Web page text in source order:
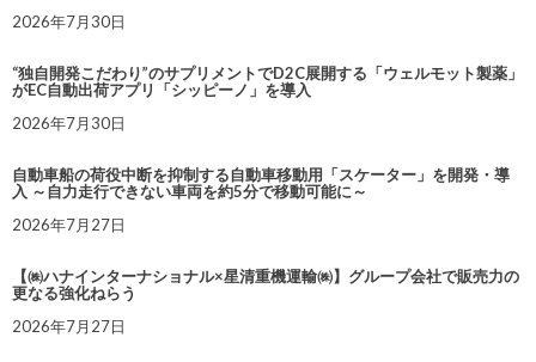
2026年7月30日
“独自開発こだわり”のサプリメントでD2C展開する「ウェルモット製薬」
がEC自動出荷アプリ「シッピーノ」を導入
2026年7月30日
自動車船の荷役中断を抑制する自動車移動用「スケーター」を開発・導
入 ～自力走行できない車両を約5分で移動可能に～
2026年7月27日
【㈱ハナインターナショナル×星清重機運輸㈱】グループ会社で販売力の
更なる強化ねらう
2026年7月27日